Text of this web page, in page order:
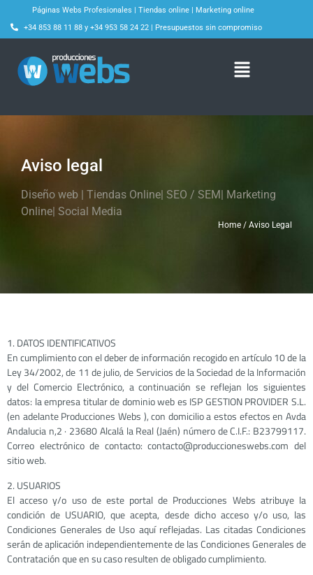
Páginas Webs Profesionales | Tiendas online | Marketing online
+34 853 88 11 88 y +34 953 58 24 22 | Presupuestos sin compromiso
Aviso legal
Diseño web | Tiendas Online| SEO / SEM| Marketing
Online| Social Media
Home / Aviso Legal
1. DATOS IDENTIFICATIVOS
En cumplimiento con el deber de información recogido en artículo 10 de la
Ley 34/2002, de 11 de julio, de Servicios de la Sociedad de la Información
y del Comercio Electrónico, a continuación se reflejan los siguientes
datos: la empresa titular de dominio web es ISP GESTION PROVIDER S.L.
(en adelante Producciones Webs ), con domicilio a estos efectos en Avda
Andalucia n,2 · 23680 Alcalá la Real (Jaén) número de C.I.F.: B23799117.
Correo electrónico de contacto: contacto@produccioneswebs.com del
sitio web.
2. USUARIOS
El acceso y/o uso de este portal de Producciones Webs atribuye la
condición de USUARIO, que acepta, desde dicho acceso y/o uso, las
Condiciones Generales de Uso aquí reflejadas. Las citadas Condiciones
serán de aplicación independientemente de las Condiciones Generales de
Contratación que en su caso resulten de obligado cumplimiento.